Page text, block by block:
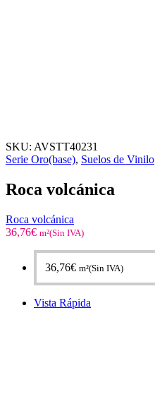
SKU: AVSTT40231
Serie Oro(base), Suelos de Vinilo
Roca volcánica
Roca volcánica
36,76€ m²(Sin IVA)
36,76€ m²(Sin IVA)
Vista Rápida